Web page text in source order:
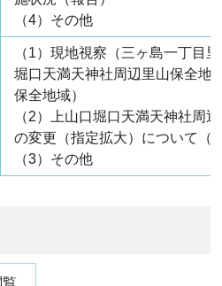
（4）その他
（1）現地視察（三ヶ島一丁目
堀口天満天神社周辺里山保全地
保全地域）
（2）上山口堀口天満天神社周
の変更（指定拡大）について（
（3）その他